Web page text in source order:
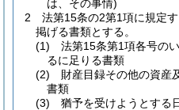
は、その事情)
2
法第15条の2第1項に規定
掲げる書類とする。
(1)
法第15条第1項各号の
るに足りる書類
(2)
財産目録その他の資産
書類
(3)
猶予を受けようとする